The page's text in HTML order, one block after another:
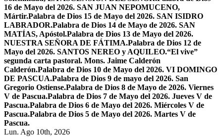
16 de Mayo del 2026. SAN JUAN NEPOMUCENO,
Mártir.Palabra de Dios 15 de Mayo del 2026. SAN ISIDRO
LABRADOR.Palabra de Dios 14 de Mayo de 2026. SAN
MATÍAS, Apóstol.Palabra de Dios 13 de Mayo del 2026.
NUESTRA SEÑORA DE FÁTIMA.Palabra de Dios 12 de
Mayo del 2026. SANTOS NEREO y AQUILEO.“El vive”
segunda carta pastoral. Mons. Jaime Calderón
Calderón.Palabra de Dios 10 de Mayo del 2026. VI DOMINGO
DE PASCUA.Palabra de Dios 9 de mayo del 2026. San
Gregorio Ostiense.Palabra de Dios 8 de Mayo de 2026. Viernes
V de Pascua.Palabra de Dios 7 de Mayo del 2026. Jueves V de
Pascua.Palabra de Dios 6 de Mayo del 2026. Miércoles V de
Pascua.Palabra de Dios 5 de Mayo del 2026. Martes V de
Pascua.
Lun. Ago 10th, 2026